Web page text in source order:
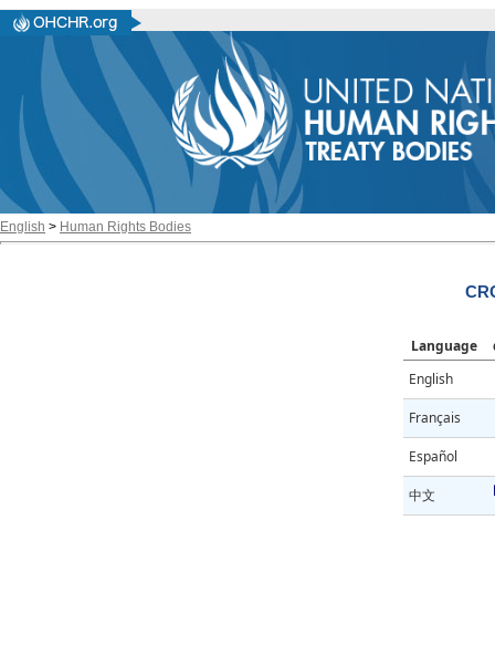
English > Human Rights Bodies
Language
English
Français
Español
中文